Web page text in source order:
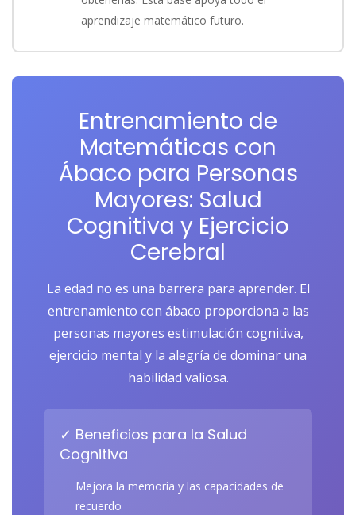
aprendizaje matemático futuro.
Entrenamiento de
Matemáticas con
Ábaco para Personas
Mayores: Salud
Cognitiva y Ejercicio
Cerebral
La edad no es una barrera para aprender. El
entrenamiento con ábaco proporciona a las
personas mayores estimulación cognitiva,
ejercicio mental y la alegría de dominar una
habilidad valiosa.
✓ Beneficios para la Salud
Cognitiva
Mejora la memoria y las capacidades de
recuerdo